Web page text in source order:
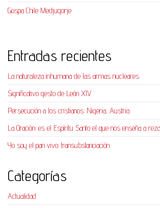
Gospa Chile Medjugorje
Entradas recientes
La naturaleza inhumana de las armas nucleares
Significativo gesto de León XIV
Persecución a los cristianos: Nigeria, Austria
La Oración: es el Espíritu Santo el que nos enseña a
Yo soy el pan vivo: transubstanciación
Categorías
Actualidad